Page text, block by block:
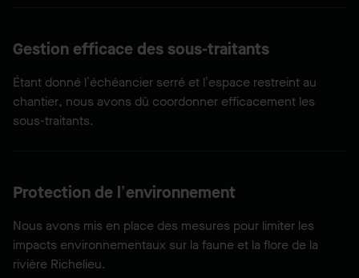
Gestion efficace des sous-traitants
Étant donné l’échéancier serré et l’espace restreint au
chantier, nous avons dû coordonner efficacement les
sous-traitants.
Protection de l’environnement
Nous avons mis en place des mesures pour limiter les
impacts environnementaux sur la faune et la flore de la
rivière Richelieu.